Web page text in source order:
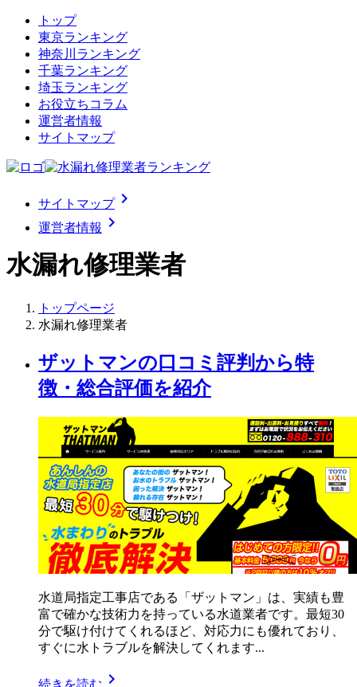
トップ
東京ランキング
神奈川ランキング
千葉ランキング
埼玉ランキング
お役立ちコラム
運営者情報
サイトマップ
サイトマップchevron_right
運営者情報 chevron_right
水漏れ修理業者
トップページ
水漏れ修理業者
ザットマンの口コミ評判から特
徴・総合評価を紹介
水道局指定工事店である「ザットマン」は、実績も豊
富で確かな技術力を持っている水道業者です。最短30
分で駆け付けてくれるほど、対応力にも優れており、
すぐに水トラブルを解決してくれます...
続きを読む chevron_right